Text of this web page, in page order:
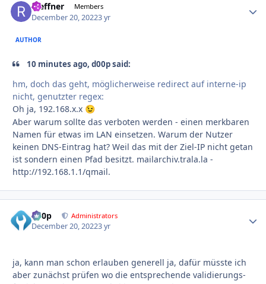
rseffner Members
December 20, 20223 yr
AUTHOR
10 minutes ago, d00p said:
hm, doch das geht, möglicherweise redirect auf interne-ip
nicht, genutzter regex:
Oh ja, 192.168.x.x 😉
Aber warum sollte das verboten werden - einen merkbaren
Namen für etwas im LAN einsetzen. Warum der Nutzer
keinen DNS-Eintrag hat? Weil das mit der Ziel-IP nicht getan
ist sondern einen Pfad besitzt. mailarchiv.trala.la -
http://192.168.1.1/qmail.
d00p Administrators
December 20, 20223 yr
ja, kann man schon erlauben generell ja, dafür müsste ich
aber zunächst prüfen wo die entsprechende validierungs-